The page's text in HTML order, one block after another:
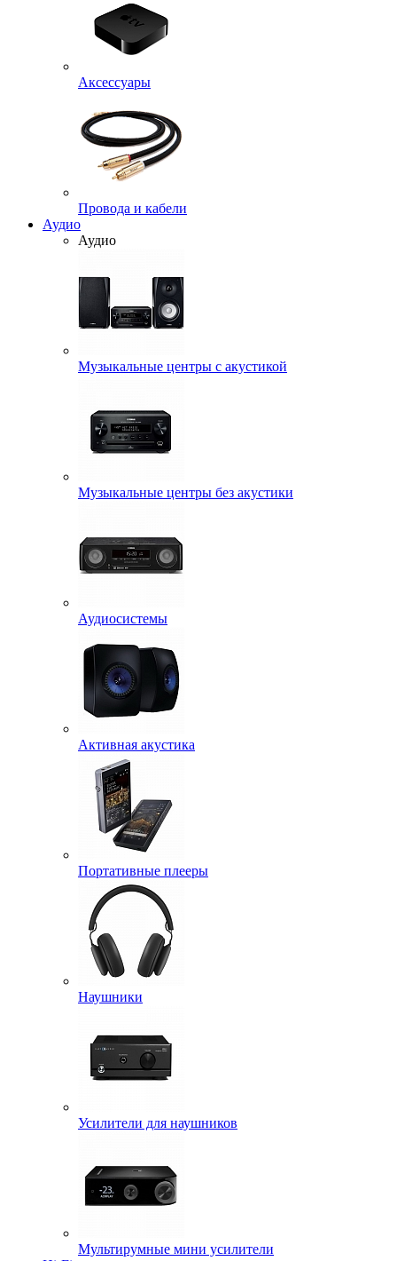
Аксессуары
Провода и кабели
Аудио
Аудио
Музыкальные центры с акустикой
Музыкальные центры без акустики
Аудиосистемы
Активная акустика
Портативные плееры
Наушники
Усилители для наушников
Мультирумные мини усилители